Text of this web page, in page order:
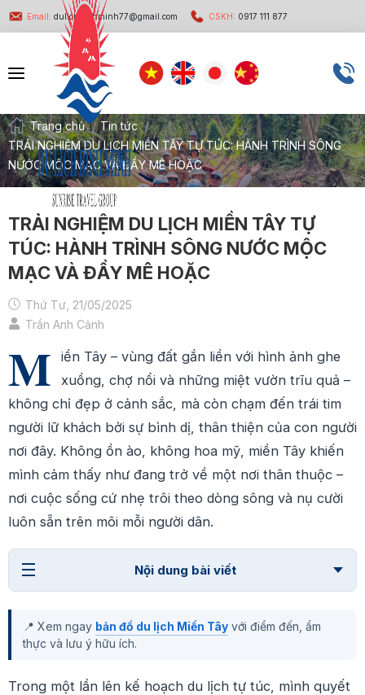
Email: dulichbinhminh77@gmail.com CSKH: 0917 111 877
Trang chủ / Tin tức /
TRẢI NGHIỆM DU LỊCH MIỀN TÂY TỰ TÚC: HÀNH TRÌNH SÔNG
NƯỚC MỘC MẠC VÀ ĐẦY MÊ HOẶC
TRẢI NGHIỆM DU LỊCH MIỀN TÂY TỰ
TÚC: HÀNH TRÌNH SÔNG NƯỚC MỘC
MẠC VÀ ĐẦY MÊ HOẶC
Thứ Tư, 21/05/2025
Trần Anh Cảnh
M
iền Tây – vùng đất gắn liền với hình ảnh ghe
xuồng, chợ nổi và những miệt vườn trĩu quả –
không chỉ đẹp ở cảnh sắc, mà còn chạm đến trái tim
người lữ khách bởi sự bình dị, thân thiện của con người
nơi đây. Không ồn ào, không hoa mỹ, miền Tây khiến
mình cảm thấy như đang trở về một nơi thân thuộc –
nơi cuộc sống cứ nhẹ trôi theo dòng sông và nụ cười
luôn sẵn trên môi mỗi người dân.
Nội dung bài viết
📍 Xem ngay bản đồ du lịch Miền Tây với điểm đến, ẩm
thực và lưu ý hữu ích.
Trong một lần lên kế hoạch du lịch tự túc, mình quyết